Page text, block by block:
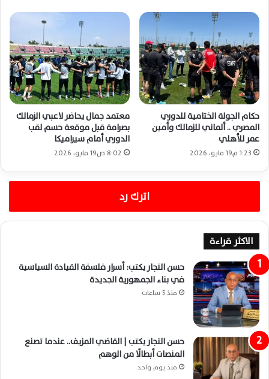
حكام الجولة الختامية للدوري
المصري .. ألماني للزمالك وأمين
عمر للأهلي
1:23 م19 مايو، 2026
معتمد جمال يحاضر لاعبي الزمالك
بصرامة قبل موقعة حسم لقب
الدوري أمام سيراميكا
8:02 ص19 مايو، 2026
اترك رد
الاكثر قراءة
حسن النجار يكتب: أسرار فلسفة القيادة السياسية
في بناء الجمهورية الجديدة
منذ 5 ساعات
حسن النجار يكتب | القاضي المزيف.. عندما تصنع
المنصات أبطالًا من الوهم
منذ يوم واحد